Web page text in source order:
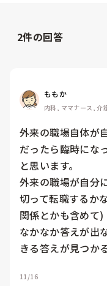
2件の回答
ももか
内科, ママナース, 介
外来の職場自体が
だったら臨時にな
と思います。
外来の職場が自分
切って転職するか
関係とかも含めて)
なかなか答えが出
きる答えが見つか
11/16